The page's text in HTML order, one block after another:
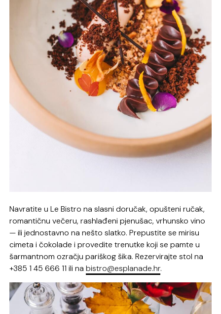
Navratite u Le Bistro na slasni doručak, opušteni ručak,
romantičnu večeru, rashlađeni pjenušac, vrhunsko vino
— ili jednostavno na nešto slatko. Prepustite se mirisu
cimeta i čokolade i provedite trenutke koji se pamte u
šarmantnom ozračju pariškog šika. Rezervirajte stol na
+385 1 45 666 11 ili nabistro@esplanade.hr.